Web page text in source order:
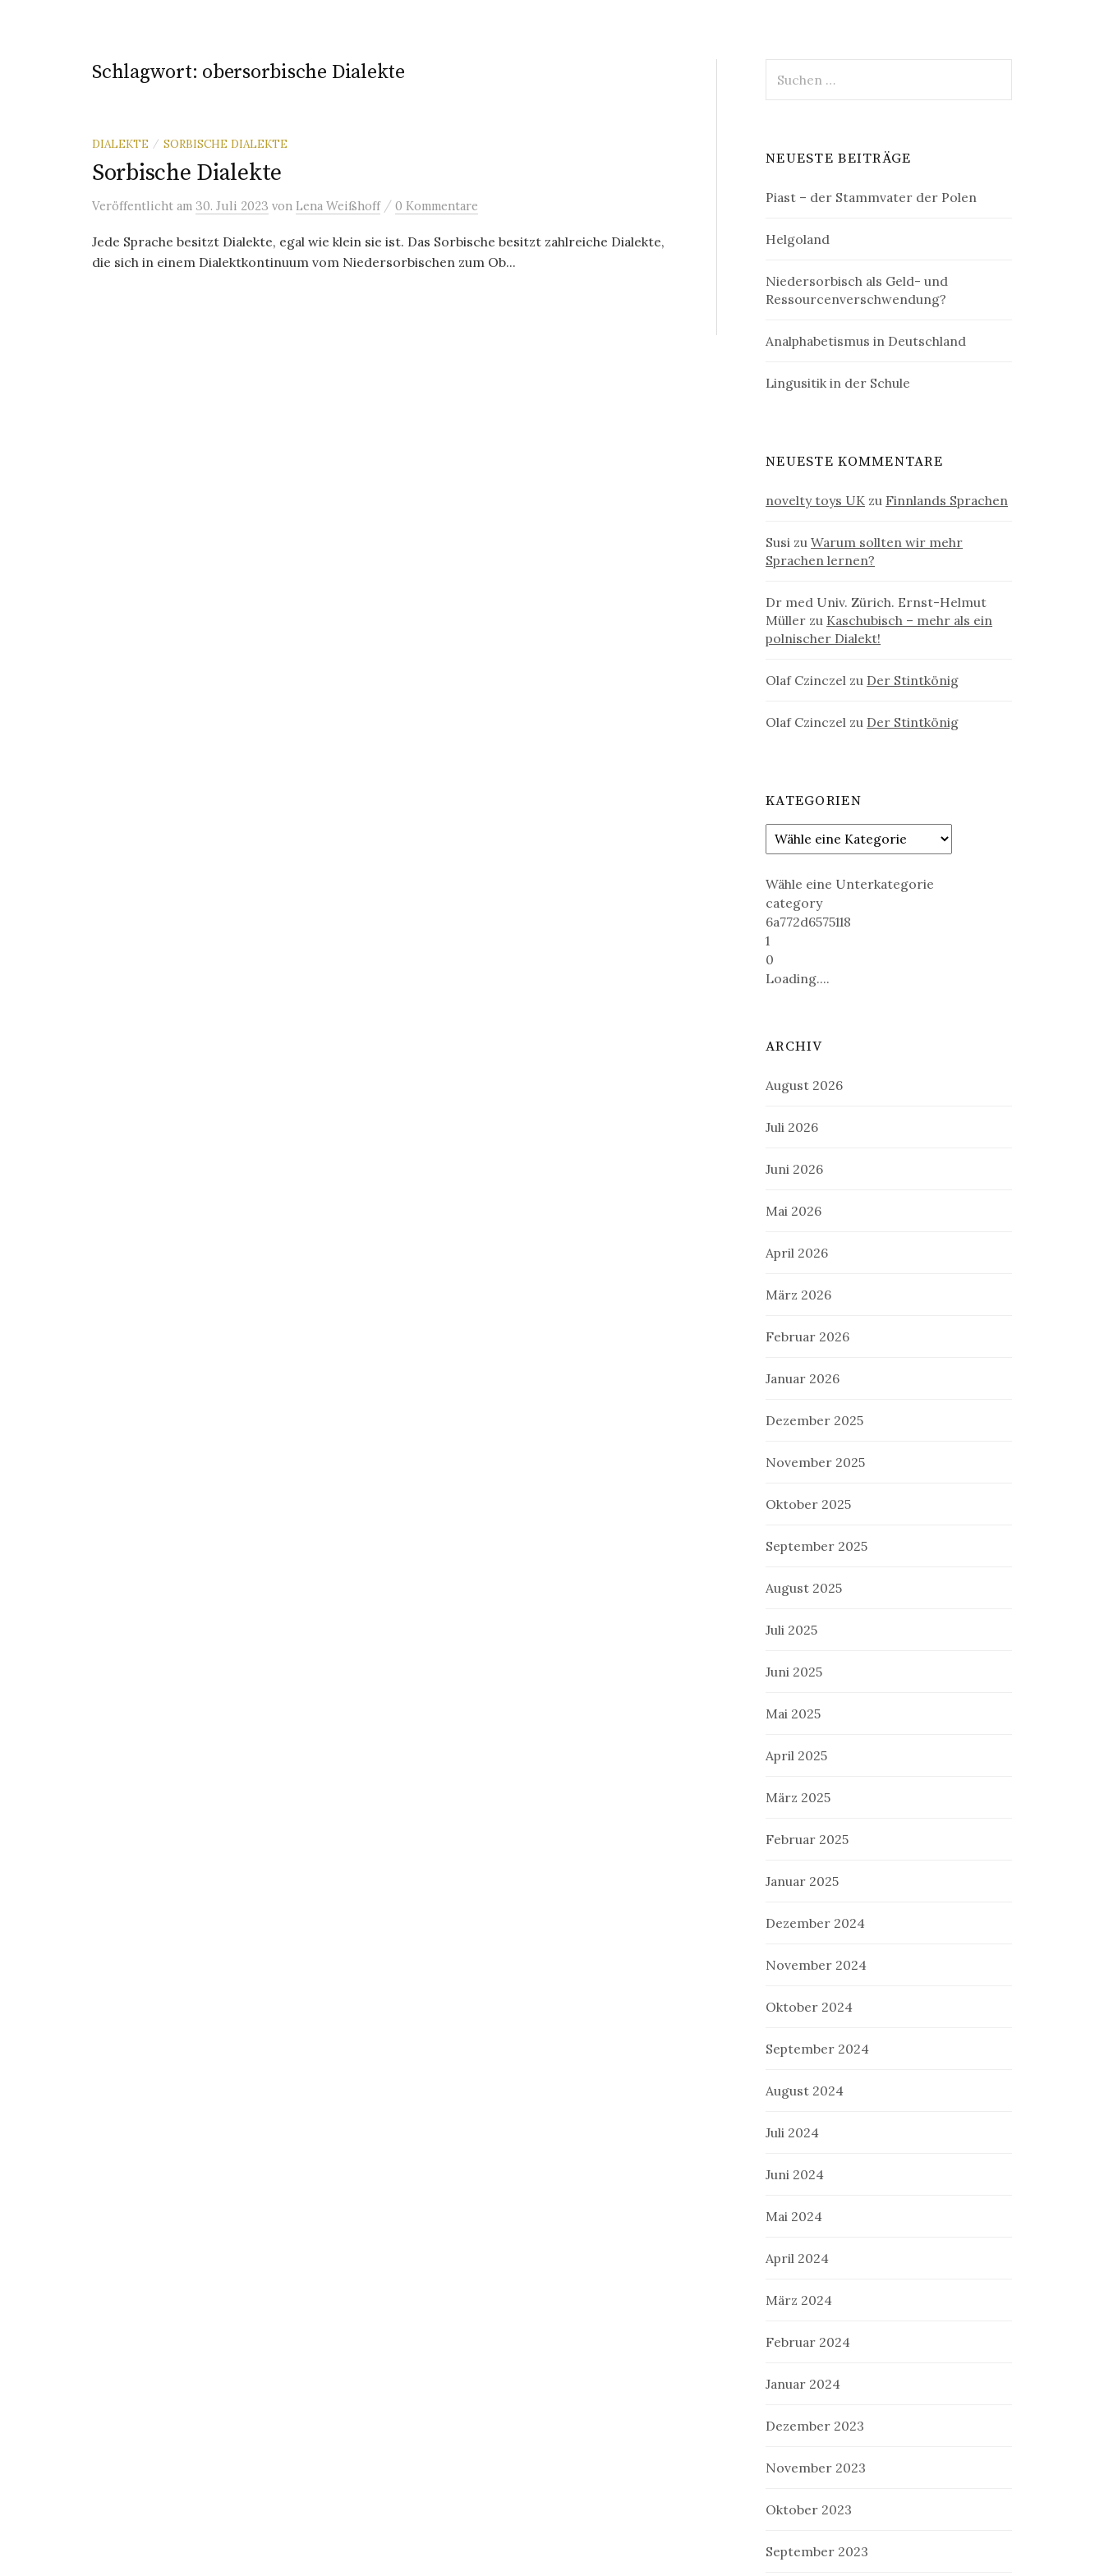
Schlagwort: obersorbische Dialekte
DIALEKTE / SORBISCHE DIALEKTE
Sorbische Dialekte
Veröffentlicht am 30. Juli 2023 von Lena Weißhoff / 0 Kommentare
Jede Sprache besitzt Dialekte, egal wie klein sie ist. Das Sorbische besitzt zahlreiche Dialekte,
die sich in einem Dialektkontinuum vom Niedersorbischen zum Ob...
nach:
NEUESTE BEITRÄGE
Piast – der Stammvater der Polen
Helgoland
Niedersorbisch als Geld- und
Ressourcenverschwendung?
Analphabetismus in Deutschland
Lingusitik in der Schule
NEUESTE KOMMENTARE
novelty toys UK zu Finnlands Sprachen
Susi zuWarum sollten wir mehr
Sprachen lernen?
Dr med Univ. Zürich. Ernst-Helmut
Müller zu Kaschubisch – mehr als ein
polnischer Dialekt!
Olaf Czinczel zu Der Stintkönig
Olaf Czinczel zu Der Stintkönig
KATEGORIEN
Wähle eine Unterkategorie
category
6a772d6575118
1
0
Loading....
ARCHIV
August 2026
Juli 2026
Juni 2026
Mai 2026
April 2026
März 2026
Februar 2026
Januar 2026
Dezember 2025
November 2025
Oktober 2025
September 2025
August 2025
Juli 2025
Juni 2025
Mai 2025
April 2025
März 2025
Februar 2025
Januar 2025
Dezember 2024
November 2024
Oktober 2024
September 2024
August 2024
Juli 2024
Juni 2024
Mai 2024
April 2024
März 2024
Februar 2024
Januar 2024
Dezember 2023
November 2023
Oktober 2023
September 2023